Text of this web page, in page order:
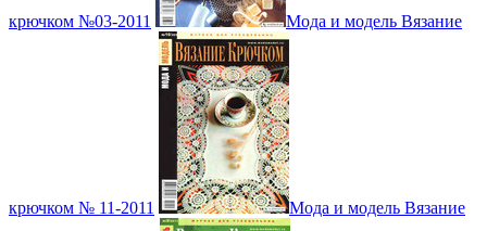
крючком №03-2011 Мода и модель Вязание
крючком № 11-2011 Мода и модель Вязание